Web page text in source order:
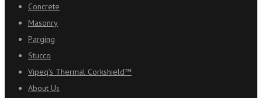
Concrete
Masonry
Parging
Stucco
Vipeq’s Thermal Corkshield™
About Us